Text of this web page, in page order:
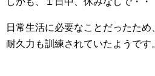
日常生活に必要なことだったた
耐久力も訓練されていたようです